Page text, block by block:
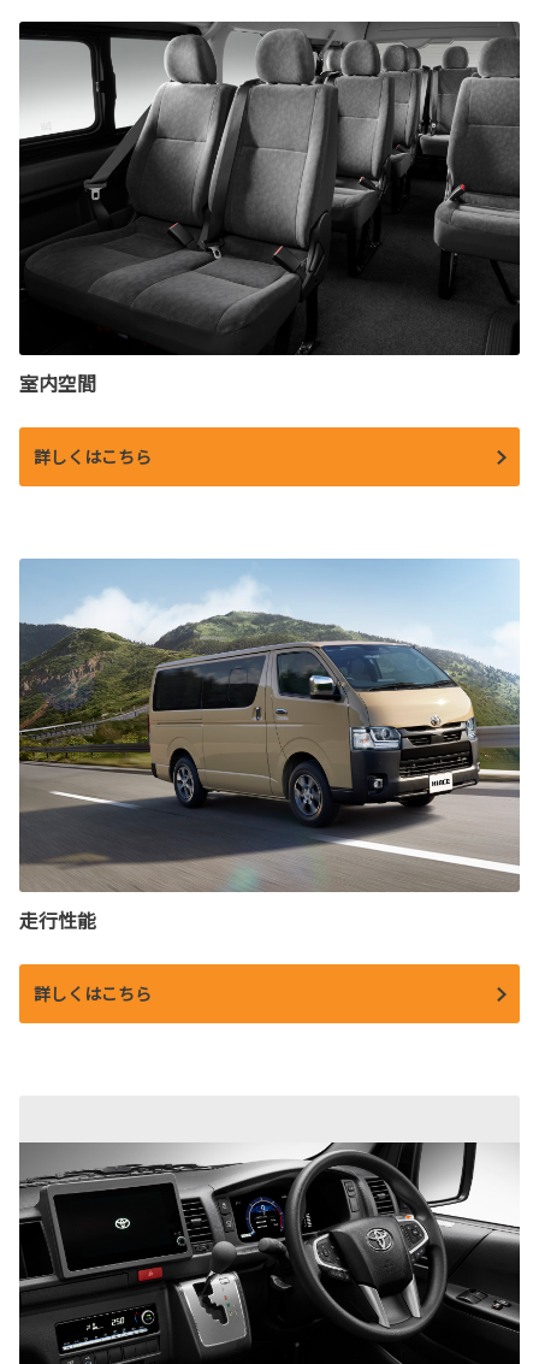
室内空間
詳しくはこちら
走行性能
詳しくはこちら